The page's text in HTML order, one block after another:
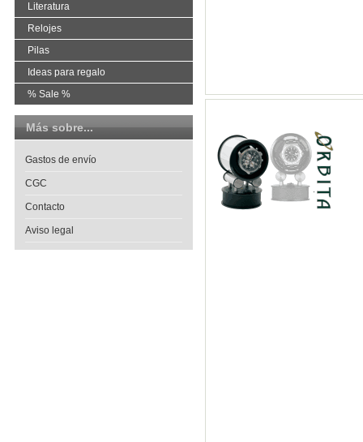
Literatura
Relojes
Pilas
Ideas para regalo
% Sale %
Más sobre...
Gastos de envío
CGC
Contacto
Aviso legal